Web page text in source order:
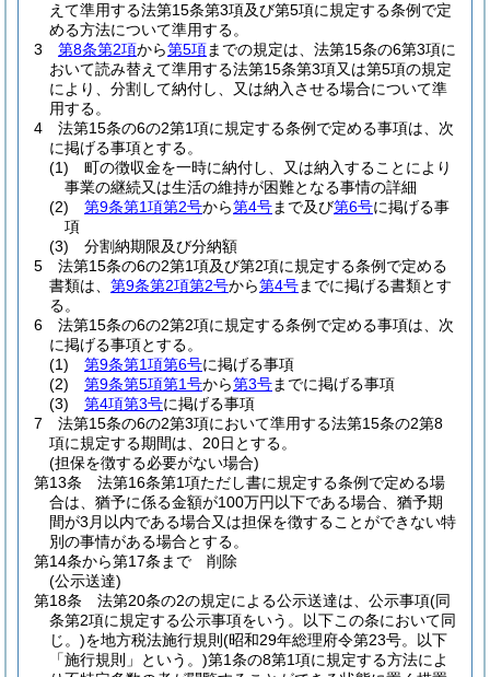
えて準用する法第15条第3項及び第5項に規定する条例で定
める方法について準用する。
3
第8条第2項から第5項までの規定は、法第15条の6第3項に
おいて読み替えて準用する法第15条第3項又は第5項の規定
により、分割して納付し、又は納入させる場合について準
用する。
4
法第15条の6の2第1項に規定する条例で定める事項は、次
に掲げる事項とする。
(1)
町の徴収金を一時に納付し、又は納入することにより
事業の継続又は生活の維持が困難となる事情の詳細
(2)
第9条第1項第2号から第4号まで及び第6号に掲げる事
項
(3)
分割納期限及び分納額
5
法第15条の6の2第1項及び第2項に規定する条例で定める
書類は、 第9条第2項第2号から第4号までに掲げる書類とす
る。
6
法第15条の6の2第2項に規定する条例で定める事項は、次
に掲げる事項とする。
(1)
第9条第1項第6号に掲げる事項
(2)
第9条第5項第1号から第3号までに掲げる事項
(3)
第4項第3号に掲げる事項
7
法第15条の6の2第3項において準用する法第15条の2第8
項に規定する期間は、20日とする。
(担保を徴する必要がない場合)
第13条
法第16条第1項ただし書に規定する条例で定める場
合は、猶予に係る金額が100万円以下である場合、猶予期
間が3月以内である場合又は担保を徴することができない特
別の事情がある場合とする。
第14条から第17条まで
削除
(公示送達)
第18条
法第20条の2の規定による公示送達は、公示事項(同
条第2項に規定する公示事項をいう。以下この条において同
じ。)を地方税法施行規則 (昭和29年総理府令第23号。以下
「施行規則」という。)第1条の8第1項に規定する方法によ